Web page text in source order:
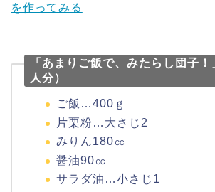
を作ってみる
「あまりご飯で、みたらし団子
人分）
ご飯…400ｇ
片栗粉…大さじ2
みりん180㏄
醤油90㏄
サラダ油…小さじ1